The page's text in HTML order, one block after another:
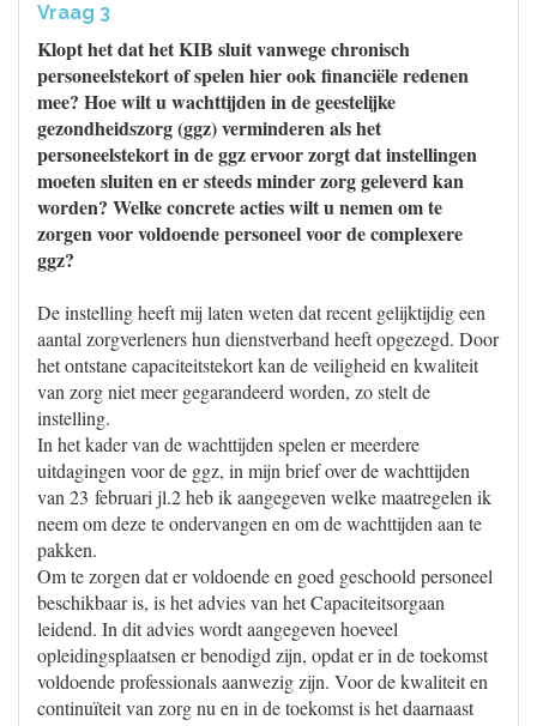
Vraag 3
Klopt het dat het KIB sluit vanwege chronisch
personeelstekort of spelen hier ook financiële redenen
mee? Hoe wilt u wachttijden in de geestelijke
gezondheidszorg (ggz) verminderen als het
personeelstekort in de ggz ervoor zorgt dat instellingen
moeten sluiten en er steeds minder zorg geleverd kan
worden? Welke concrete acties wilt u nemen om te
zorgen voor voldoende personeel voor de complexere
ggz?
De instelling heeft mij laten weten dat recent gelijktijdig een
aantal zorgverleners hun dienstverband heeft opgezegd. Door
het ontstane capaciteitstekort kan de veiligheid en kwaliteit
van zorg niet meer gegarandeerd worden, zo stelt de
instelling.
In het kader van de wachttijden spelen er meerdere
uitdagingen voor de ggz, in mijn brief over de wachttijden
van 23 februari jl.2 heb ik aangegeven welke maatregelen ik
neem om deze te ondervangen en om de wachttijden aan te
pakken.
Om te zorgen dat er voldoende en goed geschoold personeel
beschikbaar is, is het advies van het Capaciteitsorgaan
leidend. In dit advies wordt aangegeven hoeveel
opleidingsplaatsen er benodigd zijn, opdat er in de toekomst
voldoende professionals aanwezig zijn. Voor de kwaliteit en
continuïteit van zorg nu en in de toekomst is het daarnaast